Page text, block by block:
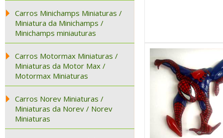
Carros Minichamps Miniaturas /
Miniatura da Minichamps /
Minichamps miniauturas
Carros Motormax Miniaturas /
Miniaturas da Motor Max /
Motormax Miniaturas
Carros Norev Miniaturas /
Miniaturas da Norev / Norev
Miniaturas